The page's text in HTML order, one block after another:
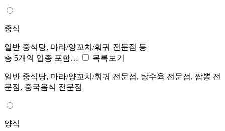
중식
일반 중식당, 마라/양꼬치/훠궈 전문점 등
총 5개의 업종 포함…
목록보기
일반 중식당, 마라/양꼬치/훠궈 전문점, 탕수육 전문점, 짬뽕 전
문점, 중국음식 전문점
양식